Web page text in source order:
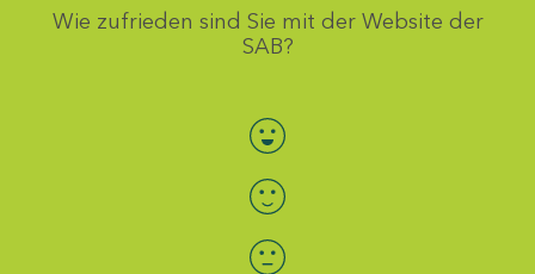
Wie zufrieden sind Sie mit der Website der
SAB?
Bewertung auswählen